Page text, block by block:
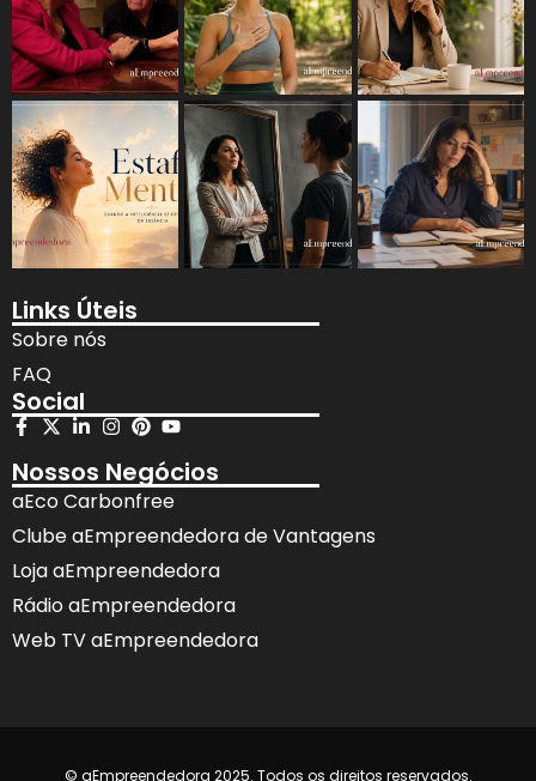
Links Úteis
Sobre nós
FAQ
Social
Nossos Negócios
aEco Carbonfree
Clube aEmpreendedora de Vantagens
Loja aEmpreendedora
Rádio aEmpreendedora
Web TV aEmpreendedora
© aEmpreendedora 2025. Todos os direitos reservados.